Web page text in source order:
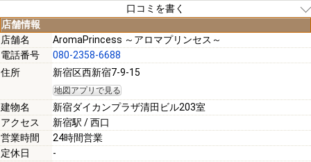
口コミを書く
[必須]
[必須]
店舗情報
店舗名
AromaPrincess ～アロマプリンセス～
電話番号
080-2358-6688
住所
新宿区西新宿7-9-15
地図アプリで見る
建物名
新宿ダイカンプラザ清田ビル203室
アクセス
新宿駅 / 西口
営業時間
24時間営業
定休日
-